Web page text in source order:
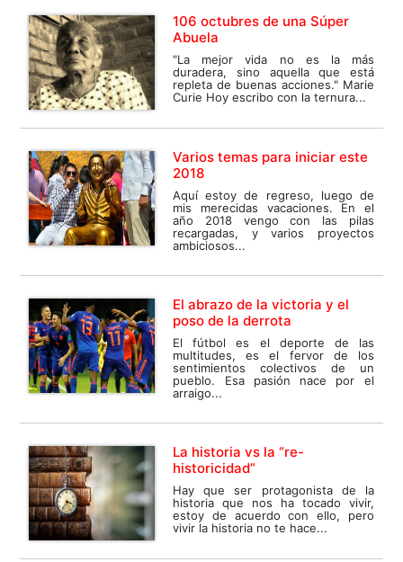
106 octubres de una Súper
Abuela
"La mejor vida no es la más
duradera, sino aquella que está
repleta de buenas acciones." Marie
Curie Hoy escribo con la ternura...
Varios temas para iniciar este
2018
Aquí estoy de regreso, luego de
mis merecidas vacaciones. En el
año 2018 vengo con las pilas
recargadas, y varios proyectos
ambiciosos...
El abrazo de la victoria y el
poso de la derrota
El fútbol es el deporte de las
multitudes, es el fervor de los
sentimientos colectivos de un
pueblo. Esa pasión nace por el
arraigo...
La historia vs la “re-
historicidad”
Hay que ser protagonista de la
historia que nos ha tocado vivir,
estoy de acuerdo con ello, pero
vivir la historia no te hace...